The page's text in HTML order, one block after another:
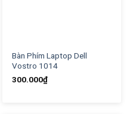
Bàn Phím Laptop Dell
Vostro 1014
300.000₫